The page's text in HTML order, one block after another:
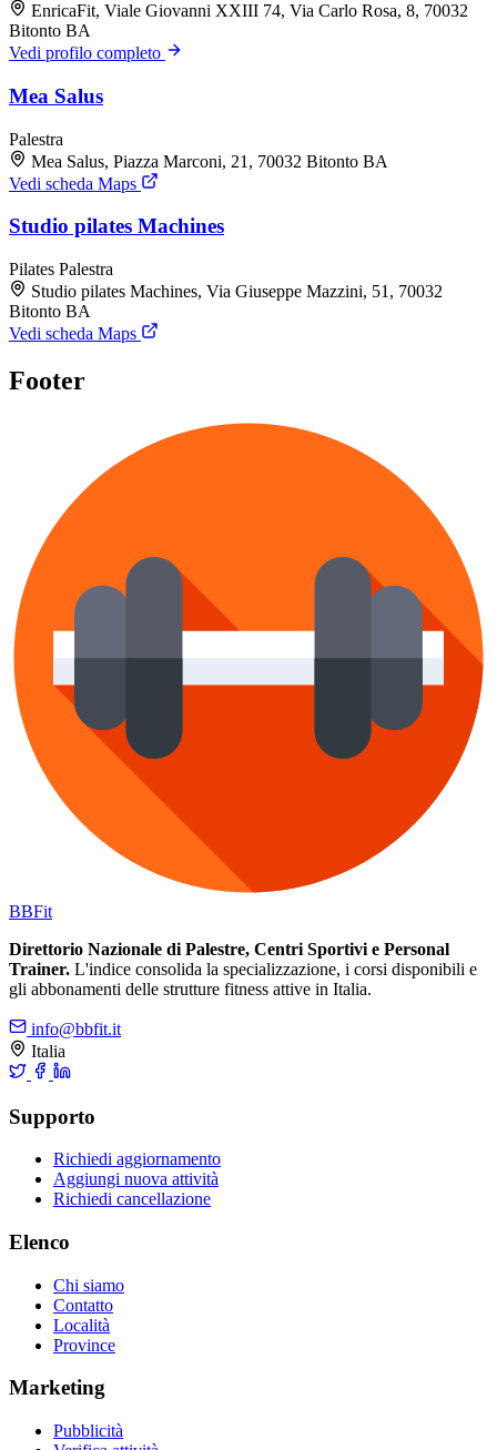
EnricaFit, Viale Giovanni XXIII 74, Via Carlo Rosa, 8, 70032
Bitonto BA
Vedi profilo completo
Mea Salus
Palestra
Mea Salus, Piazza Marconi, 21, 70032 Bitonto BA
Vedi scheda Maps
Studio pilates Machines
Pilates Palestra
Studio pilates Machines, Via Giuseppe Mazzini, 51, 70032
Bitonto BA
Vedi scheda Maps
Footer
BBFit
Direttorio Nazionale di Palestre, Centri Sportivi e Personal
Trainer. L'indice consolida la specializzazione, i corsi disponibili e
gli abbonamenti delle strutture fitness attive in Italia.
info@bbfit.it
Italia
Supporto
Richiedi aggiornamento
Aggiungi nuova attività
Richiedi cancellazione
Elenco
Chi siamo
Contatto
Località
Province
Marketing
Pubblicità